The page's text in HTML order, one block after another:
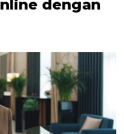
dengan